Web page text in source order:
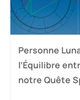
Personne
l’Équilibre
notre Quête